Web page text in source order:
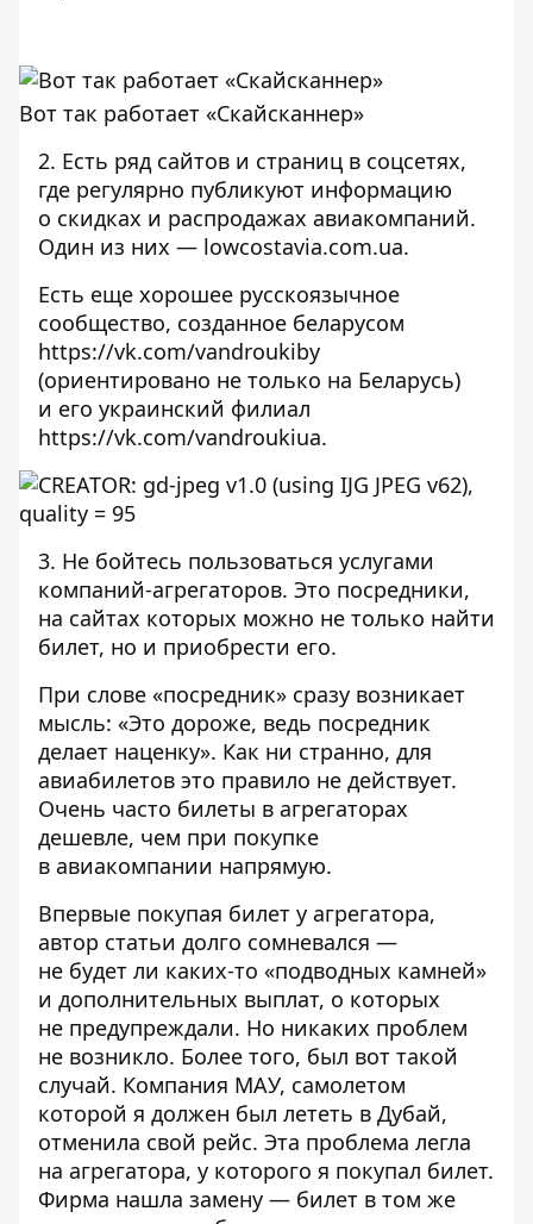
Вот так работает «Скайсканнер»
2. Есть ряд сайтов и страниц в соцсетях,
где регулярно публикуют информацию
о скидках и распродажах авиакомпаний.
Один из них — lowcostavia.com.ua.
Есть еще хорошее русскоязычное
сообщество, созданное беларусом
https://vk.com/vandroukiby
(ориентировано не только на Беларусь)
и его украинский филиал
https://vk.com/vandroukiua.
3. Не бойтесь пользоваться услугами
компаний-агрегаторов. Это посредники,
на сайтах которых можно не только найти
билет, но и приобрести его.
При слове «посредник» сразу возникает
мысль: «Это дороже, ведь посредник
делает наценку». Как ни странно, для
авиабилетов это правило не действует.
Очень часто билеты в агрегаторах
дешевле, чем при покупке
в авиакомпании напрямую.
Впервые покупая билет у агрегатора,
автор статьи долго сомневался —
не будет ли каких-то «подводных камней»
и дополнительных выплат, о которых
не предупреждали. Но никаких проблем
не возникло. Более того, был вот такой
случай. Компания МАУ, самолетом
которой я должен был лететь в Дубай,
отменила свой рейс. Эта проблема легла
на агрегатора, у которого я покупал билет.
Фирма нашла замену — билет в том же